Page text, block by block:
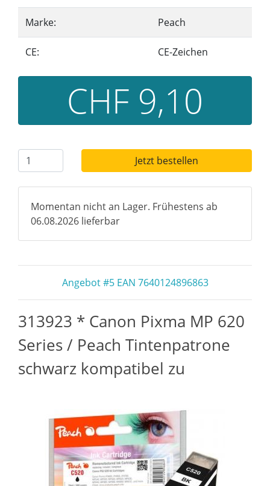
Marke: Peach
CE: CE-Zeichen
CHF 9,10
Jetzt bestellen
Momentan nicht an Lager. Frühestens ab
06.08.2026 lieferbar
Angebot #5 EAN 7640124896863
313923 * Canon Pixma MP 620
Series / Peach Tintenpatrone
schwarz kompatibel zu